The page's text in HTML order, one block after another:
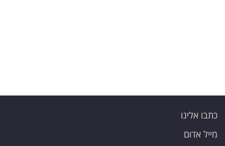
אחרינו:
כתבו אלינו
מייל אדום